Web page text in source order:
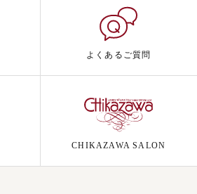
よくあるご質問
CHIKAZAWA SALON